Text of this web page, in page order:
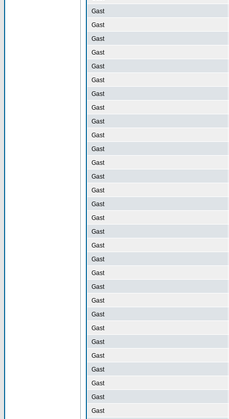
Gast
Gast
Gast
Gast
Gast
Gast
Gast
Gast
Gast
Gast
Gast
Gast
Gast
Gast
Gast
Gast
Gast
Gast
Gast
Gast
Gast
Gast
Gast
Gast
Gast
Gast
Gast
Gast
Gast
Gast